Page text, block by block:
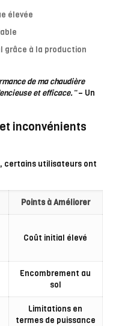
élevée
grâce à la production
de ma chaudière
et efficace.”– Un
inconvénients
certains utilisateurs ont
Points à Améliorer
Coût initial élevé
Encombrement au
sol
Limitations en
termes de puissance